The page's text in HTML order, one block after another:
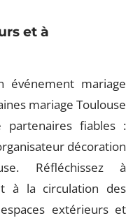
et à
événement mariage
mariage Toulouse
fiables :
décoration
Réfléchissez à
à la circulation des
extérieurs et